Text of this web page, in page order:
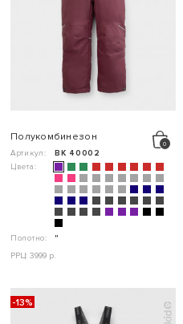
Полукомбинезон
Артикул:
ВК 40002
Цвета:
Полотно:
"
РРЦ: 3999 р.
-13%